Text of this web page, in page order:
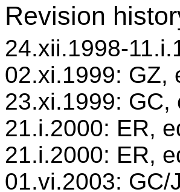
Revision
24.xii.1998-
02.xi.1999: GZ,
23.xi.1999: GC,
21.i.2000: ER,
21.i.2000: ER,
01.vi.2003: